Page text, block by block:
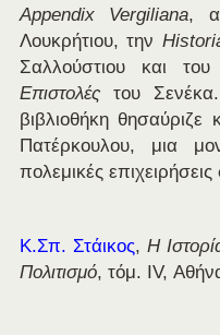
Appendix
Vergiliana,
Λουκρήτιου, την
Σαλλούστιου και
Επιστολέςτου Σενέκα.
βιβλιοθήκη θησαύριζε
Πατέρκουλου, μια
πολεμικές
Κ.Σπ. Στάικος, Η
Πολιτισμό, τόμ. ΙV,